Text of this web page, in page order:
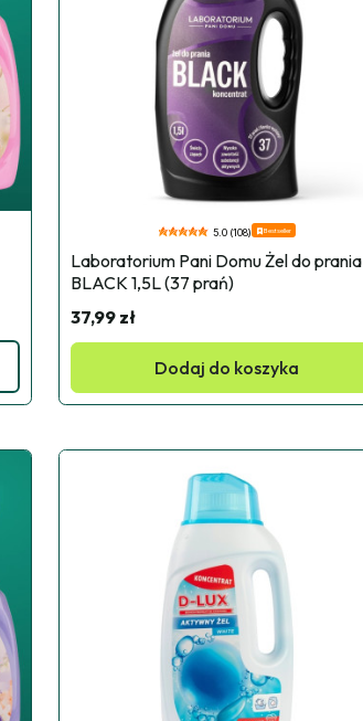
5.0 (108) Bestseller
Laboratorium Pani Domu Żel do prania
BLACK 1,5L (37 prań)
37,99 zł
Dodaj do koszyka